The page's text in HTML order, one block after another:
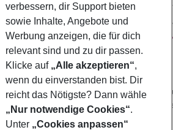
Hotelbeschreibung
Termal Hotel
5
Termal befindet sich ca. 45 km von
ein Taxistand (ca. 50 m) und eine
liegt in etwa 90 km Entfernung.
verbessern, dir Support bieten
sowie Inhalte, Angebote und
Werbung anzeigen, die für dich
relevant sind und zu dir passen.
Klicke auf „Alle akzeptieren“,
wenn du einverstanden bist. Dir
reicht das Nötigste? Dann wähle
„Nur notwendige Cookies“.
Unter „Cookies anpassen“